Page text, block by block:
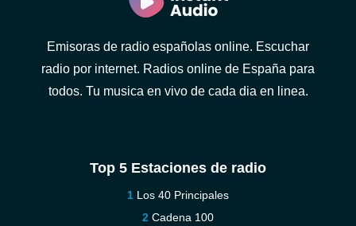
Emisoras de radio españolas online. Escuchar
radio por internet. Radios online de España para
todos. Tu musica en vivo de cada dia en linea.
Top 5 Estaciones de radio
Los 40 Principales
Cadena 100